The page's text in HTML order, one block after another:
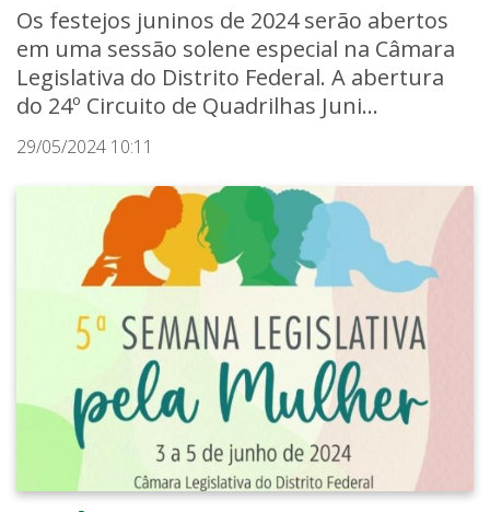
Os festejos juninos de 2024 serão abertos
em uma sessão solene especial na Câmara
Legislativa do Distrito Federal. A abertura
do 24º Circuito de Quadrilhas Juni...
29/05/2024 10:11